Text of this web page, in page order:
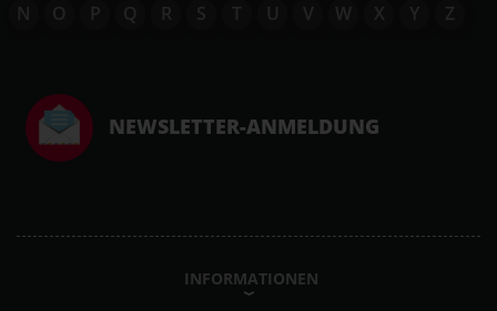
N
O P Q R S T U V W X Y Z
NEWSLETTER-ANMELDUNG
INFORMATIONEN